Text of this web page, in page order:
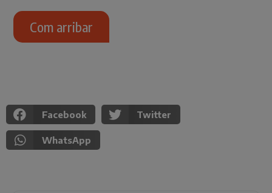
Com arribar
Facebook Twitter
WhatsApp